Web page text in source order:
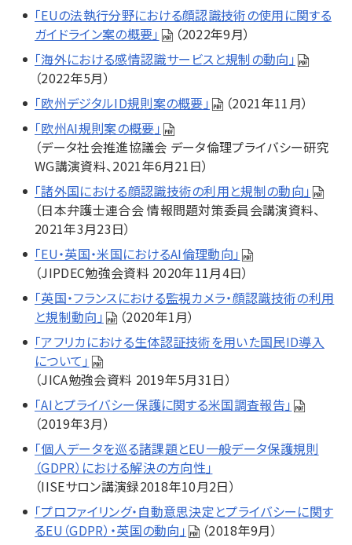
「EUの法執行分野における顔認識技術の使用に関する
ガイドライン案の概要」
（2022年9月）
「海外における感情認識サービスと規制の動向」
（2022年5月）
「欧州デジタルID規則案の概要」
（2021年11月）
「欧州AI規則案の概要」
（データ社会推進協議会 データ倫理プライバシー研究
WG講演資料、2021年6月21日）
「諸外国における顔認識技術の利用と規制の動向」
（日本弁護士連合会 情報問題対策委員会講演資料、
2021年3月23日）
「EU・英国・米国におけるAI倫理動向」
（JIPDEC勉強会資料 2020年11月4日）
「英国・フランスにおける監視カメラ・顔認識技術の利用
と規制動向」
（2020年1月）
「アフリカにおける生体認証技術を用いた国民ID導入
について」
（JICA勉強会資料 2019年5月31日）
「AIとプライバシー保護に関する米国調査報告」
（2019年3月）
「個人データを巡る諸課題とEU一般データ保護規則
（GDPR）における解決の方向性」
（IISEサロン講演録2018年10月2日）
「プロファイリング・自動意思決定とプライバシーに関す
るEU（GDPR）・英国の動向」
（2018年9月）